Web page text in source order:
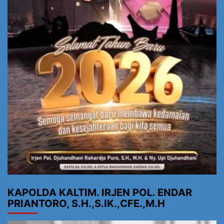
KAPOLDA KALTIM. IRJEN POL. ENDAR
PRIANTORO, S.H.,S.IK.,CFE.,M.H